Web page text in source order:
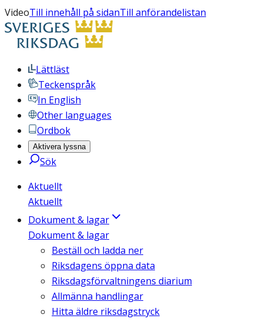
VideoTill innehåll på sidanTill anförandelistan
Lättläst
Teckenspråk
In English
Other languages
Ordbok
Aktivera lyssna
Sök
Aktuellt
Aktuellt
Dokument & lagar
Dokument & lagar
Beställ och ladda ner
Riksdagens öppna data
Riksdagsförvaltningens diarium
Allmänna handlingar
Hitta äldre riksdagstryck